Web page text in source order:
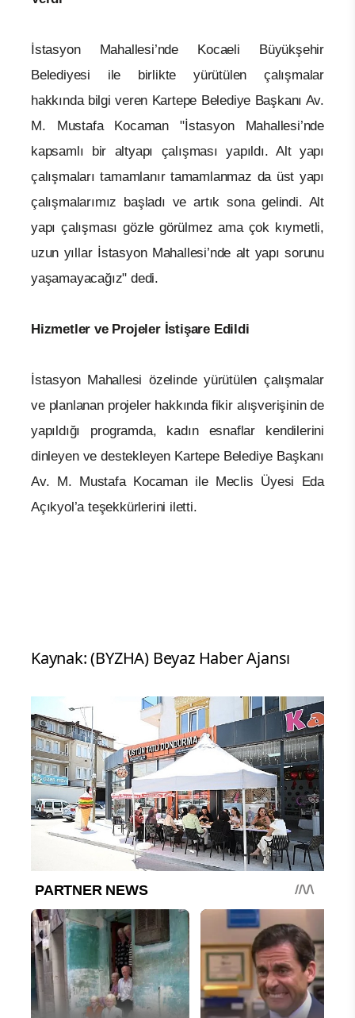
İstasyon Mahallesi’nde Kocaeli Büyükşehir
Belediyesi ile birlikte yürütülen çalışmalar
hakkında bilgi veren Kartepe Belediye Başkanı Av.
M. Mustafa Kocaman "İstasyon Mahallesi’nde
kapsamlı bir altyapı çalışması yapıldı. Alt yapı
çalışmaları tamamlanır tamamlanmaz da üst yapı
çalışmalarımız başladı ve artık sona gelindi. Alt
yapı çalışması gözle görülmez ama çok kıymetli,
uzun yıllar İstasyon Mahallesi’nde alt yapı sorunu
yaşamayacağız" dedi.
Hizmetler ve Projeler İstişare Edildi
İstasyon Mahallesi özelinde yürütülen çalışmalar
ve planlanan projeler hakkında fikir alışverişinin de
yapıldığı programda, kadın esnaflar kendilerini
dinleyen ve destekleyen Kartepe Belediye Başkanı
Av. M. Mustafa Kocaman ile Meclis Üyesi Eda
Açıkyol’a teşekkürlerini iletti.
Kaynak: (BYZHA) Beyaz Haber Ajansı